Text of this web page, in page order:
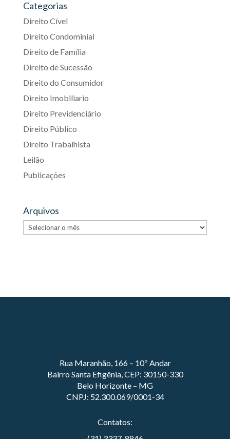
Categorias
Direito Cível
Direito Condominial
Direito de Família
Direito de Sucessão
Direito do Consumidor
Direito Imobiliario
Direito Previdenciário
Direito Público
Direito Trabalhista
Leilão
Publicações
Arquivos
Arquivos
Rua Maranhão, 166 – 10º Andar
Bairro Santa Efigênia, CEP: 30150-330
Belo Horizonte – MG
CNPJ: 52.300.069/0001-34
Contatos: